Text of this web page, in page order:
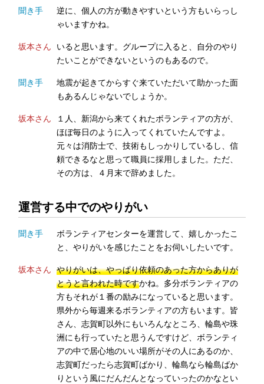
聞き手
逆に、個人の方が動きやすいという方もいらっし
ゃいますかね。
坂本さん いると思います。グループに入ると、自分のやり
たいことができないというのもあるので。
聞き手
地震が起きてからすぐ来ていただいて助かった面
もあるんじゃないでしょうか。
坂本さん
１人、新潟から来てくれたボランティアの方が、
ほぼ毎日のように入ってくれていたんですよ。
元々は消防士で、技術もしっかりしているし、信
頼できるなと思って職員に採用しました。ただ、
その方は、４月末で辞めました。
運営する中でのやりがい
聞き手
ボランティアセンターを運営して、嬉しかったこ
と、やりがいを感じたことをお伺いしたいです。
坂本さん やりがいは、やっぱり依頼のあった方からありが
とうと言われた時ですかね。多分ボランティアの
方もそれが１番の励みになっていると思います。
県外から毎週来るボランティアの方もいます。皆
さん、志賀町以外にもいろんなところ、輪島や珠
洲にも行っていたと思うんですけど、ボランティ
アの中で居心地のいい場所がその人にあるのか、
志賀町だったら志賀町ばかり、輪島なら輪島ばか
りという風にだんだんとなっていったのかなとい